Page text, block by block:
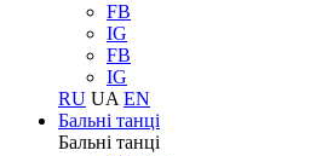
FB
IG
FB
IG
RU UA EN
Бальні танці
Бальні танці